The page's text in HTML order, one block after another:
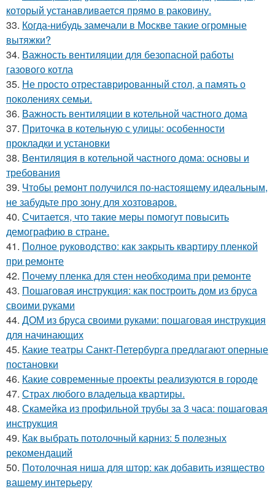
который устанавливается прямо в раковину.
33. Когда-нибудь замечали в Москве такие огромные
вытяжки?
34. Важность вентиляции для безопасной работы
газового котла
35. Не просто отреставрированный стол, а память о
поколениях семьи.
36. Важность вентиляции в котельной частного дома
37. Приточка в котельную с улицы: особенности
прокладки и установки
38. Вентиляция в котельной частного дома: основы и
требования
39. Чтобы ремонт получился по-настоящему идеальным,
не забудьте про зону для хозтоваров.
40. Считается, что такие меры помогут повысить
демографию в стране.
41. Полное руководство: как закрыть квартиру пленкой
при ремонте
42. Почему пленка для стен необходима при ремонте
43. Пошаговая инструкция: как построить дом из бруса
своими руками
44. ДОМ из бруса своими руками: пошаговая инструкция
для начинающих
45. Какие театры Санкт-Петербурга предлагают оперные
постановки
46. Какие современные проекты реализуются в городе
47. Страх любого владельца квартиры.
48. Скамейка из профильной трубы за 3 часа: пошаговая
инструкция
49. Как выбрать потолочный карниз: 5 полезных
рекомендаций
50. Потолочная ниша для штор: как добавить изящество
вашему интерьеру